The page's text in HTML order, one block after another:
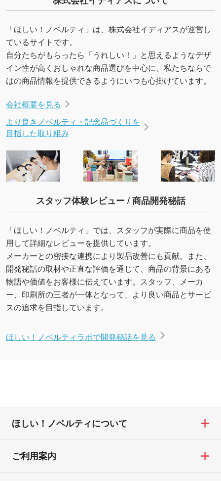
いたします。配置のご相談にも応じています。
→ 詳しく見る
「ほしい！ノベルティ」は、株式会社イディアスが運営し
ているサイトです。
自分たちがもらったら「うれしい！」と思えるようなデザ
イン性が高くおしゃれな商品選びを中心に、私たちならで
はの商品情報を提供できるようにいつも心掛けています。
会社概要を見る
より良きノベルティ・記念品づくりを
目指した取り組み
スタッフ体験レビュー / 商品開発秘話
「ほしい！ノベルティ」では、スタッフが実際に商品を使
用して詳細なレビューを提供しています。
メーカーとの密接な連携により製品改善にも貢献。また、
開発秘話の取材や正直な評価を通じて、商品の背景にある
物語や価値をお客様に伝えています。スタッフ、メーカ
ー、印刷所の三者が一体となって、より良い商品とサービ
スの追求を目指しています。
ほしい！ノベルティラボで開発秘話を見る
ほしい！ノベルティについて
ご利用案内